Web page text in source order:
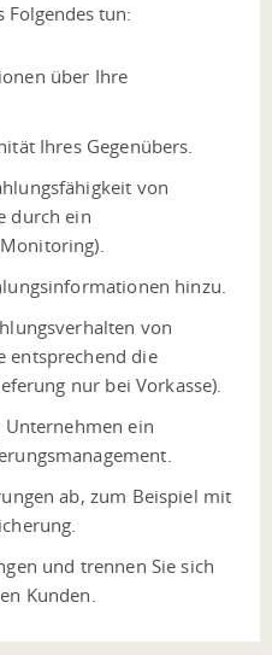
Folgendes tun:
über Ihre
Ihres Gegenübers.
von
durch ein
hinzu.
von
entsprechend die
nur bei Vorkasse).
Unternehmen ein
ab, zum Beispiel mit
und trennen Sie sich
Kunden.